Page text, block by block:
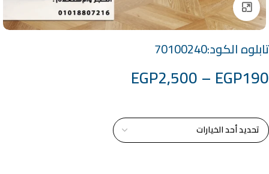
Click to enlarge
تابلوه الكود:70100240
EGP190
–
EGP2,500